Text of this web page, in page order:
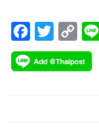
F
ac
e
T
wi
tt
C
o
p